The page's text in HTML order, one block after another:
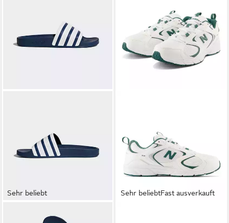
Sehr beliebt
ADIDAS ORIGINALS
Sehr beliebtFast ausverkauft